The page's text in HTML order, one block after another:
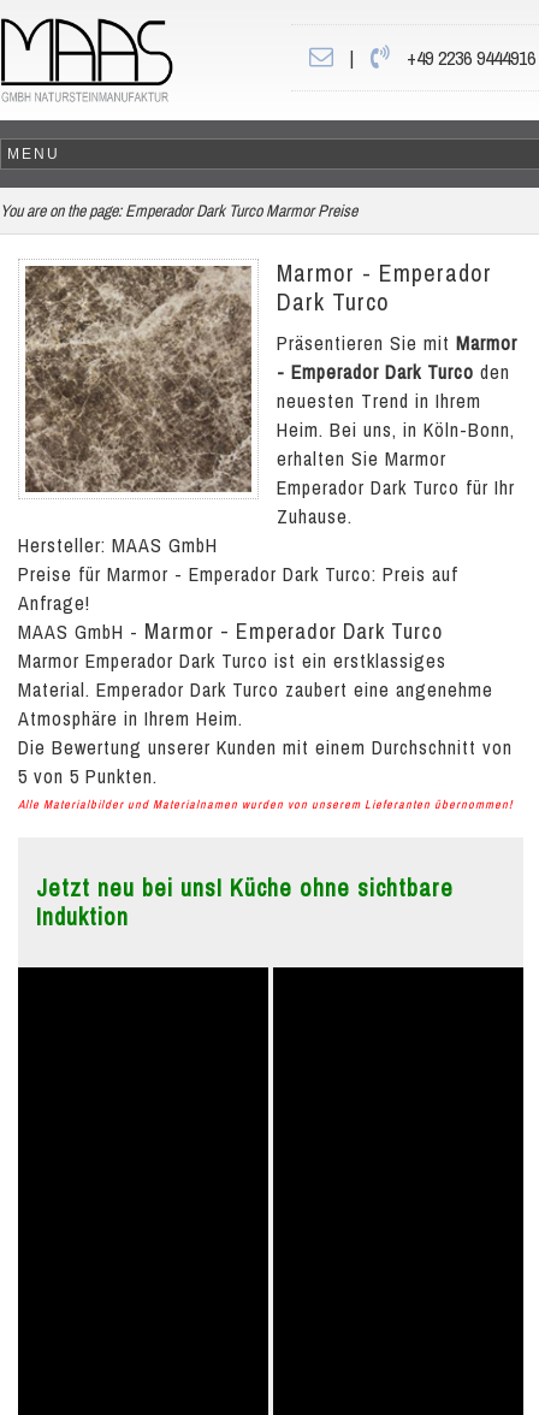
| +49 2236 9444916
You are on the page: Emperador Dark Turco Marmor Preise
Marmor - Emperador
Dark Turco
Präsentieren Sie mit Marmor
- Emperador Dark Turco den
neuesten Trend in Ihrem
Heim. Bei uns, in Köln-Bonn,
erhalten Sie Marmor
Emperador Dark Turco für Ihr
Zuhause.
Hersteller: MAAS GmbH
Preise für Marmor - Emperador Dark Turco: Preis auf
Anfrage!
MAAS GmbH - Marmor - Emperador Dark Turco
Marmor Emperador Dark Turco ist ein erstklassiges
Material. Emperador Dark Turco zaubert eine angenehme
Atmosphäre in Ihrem Heim.
Die Bewertung unserer Kunden mit einem Durchschnitt von
5 von 5 Punkten.
Alle Materialbilder und Materialnamen wurden von unserem Lieferanten übernommen!
Jetzt neu bei uns! Küche ohne sichtbare
Induktion